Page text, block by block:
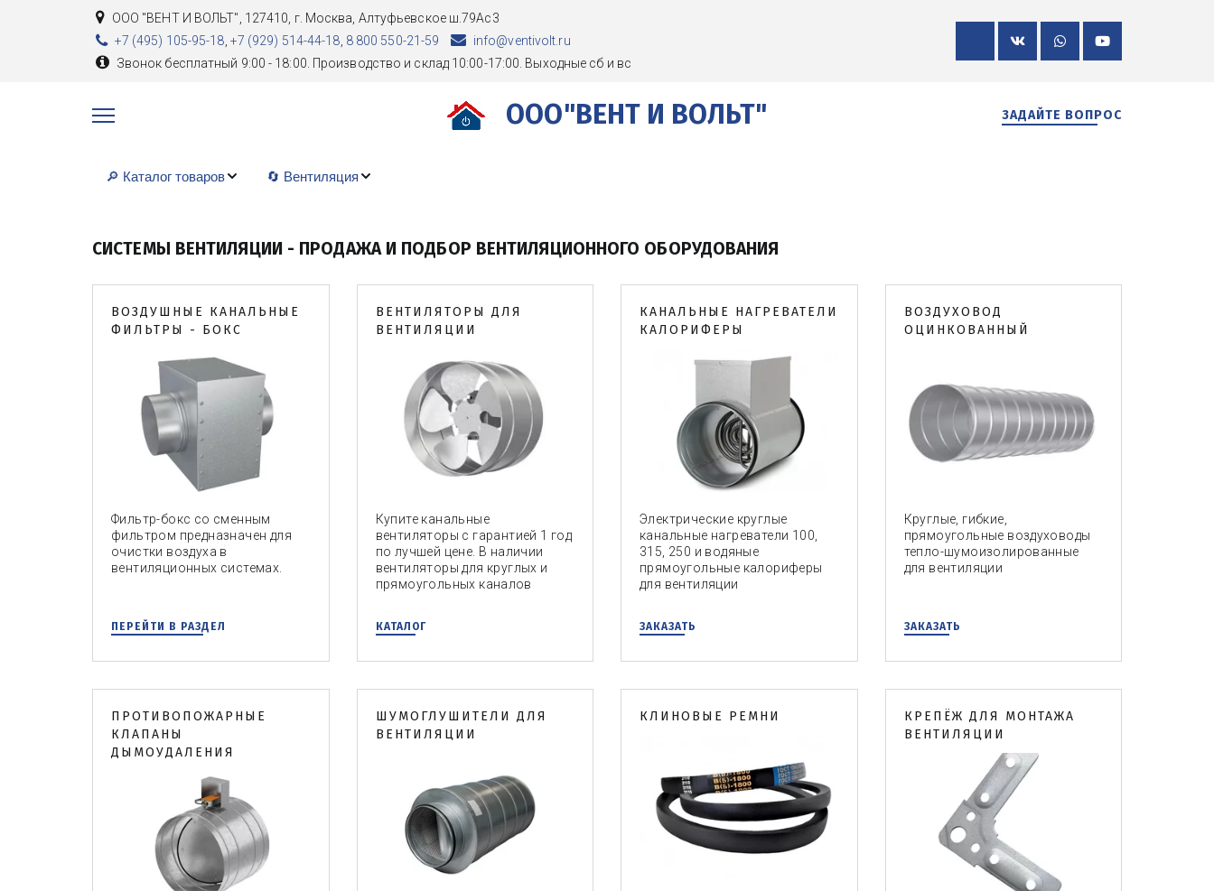
ООО "ВЕНТ И ВОЛЬТ" 127410, г. Москва Алтуфьевское ш.79Ас3
+7 (495) 105-95-18 +7 (929) 514-44-18 8 800 550-21-59
info@ventivolt.ru
Звонок бесплатный 9:00 - 18:00. Производство и склад 10:00-17:00. Выходные сб и вс
ООО"ВЕНТ И ВОЛЬТ" ЗАДАЙТЕ ВОПРОС
🔎 Каталог товаров 🔄 Вентиляция
СИСТЕМЫ ВЕНТИЛЯЦИИ - ПРОДАЖА И ПОДБОР ВЕНТИЛЯЦИОННОГО ОБОРУДОВАНИЯ
ВОЗДУШНЫЕ КАНАЛЬНЫЕ
ФИЛЬТРЫ - БОКС
Фильтр-бокс со сменным
фильтром предназначен для
очистки воздуха в
вентиляционных системах.
ПЕРЕЙТИ В РАЗДЕЛ
ВЕНТИЛЯТОРЫ ДЛЯ
ВЕНТИЛЯЦИИ
Купите канальные
вентиляторы с гарантией 1 год
по лучшей цене. В наличии
вентиляторы для круглых и
прямоугольных каналов
КАТАЛОГ
КАНАЛЬНЫЕ НАГРЕВАТЕЛИ
КАЛОРИФЕРЫ
Электрические круглые
канальные нагреватели 100,
315, 250 и водяные
прямоугольные калориферы
для вентиляции
ЗАКАЗАТЬ
ВОЗДУХОВОД
ОЦИНКОВАННЫЙ
Круглые, гибкие,
прямоугольные воздуховоды
тепло-шумоизолированные
для вентиляции
ЗАКАЗАТЬ
ПРОТИВОПОЖАРНЫЕ
КЛАПАНЫ
ДЫМОУДАЛЕНИЯ
ШУМОГЛУШИТЕЛИ ДЛЯ
ВЕНТИЛЯЦИИ
КЛИНОВЫЕ РЕМНИ
КРЕПЁЖ ДЛЯ МОНТАЖА
ВЕНТИЛЯЦИИ